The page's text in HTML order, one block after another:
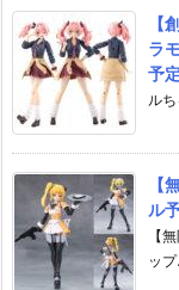
【
ラ
予
ル
【
ル
【
ッ